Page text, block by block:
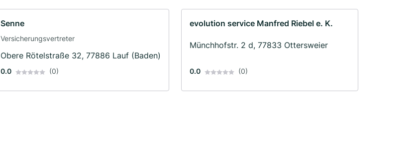
Senne
Versicherungsvertreter
Obere Rötelstraße 32, 77886 Lauf (Baden)
0.0 (0)
evolution service Manfred Riebel e. K.
Münchhofstr. 2 d, 77833 Ottersweier
0.0 (0)